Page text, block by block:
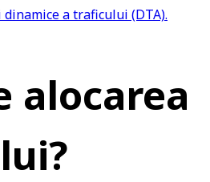
a traficului (DTA).
alocarea